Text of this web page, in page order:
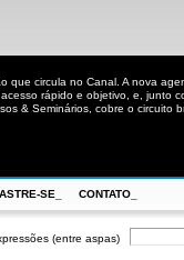
que circula no Canal. A nova
rápido e objetivo, e, junto
& Seminários, cobre o circuito
SE_ CONTATO_
(entre aspas)